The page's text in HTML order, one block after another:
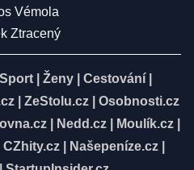
Vémola
Ztracený
Sport Ženy Cestování
ZeStolu.cz
Osobnosti.cz
| Nedd.cz| Moulík.cz|
CZhity.cz Našepeníze.cz